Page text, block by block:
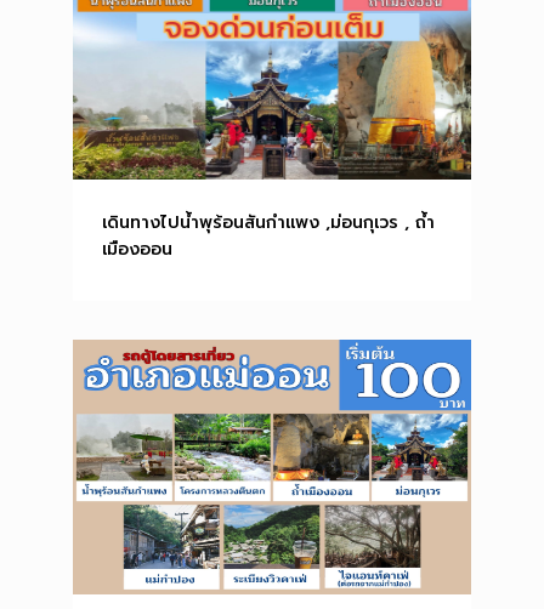
เดินทางไปน้ำพุร้อนสันกำแพง ,ม่อนกุเวร , ถ้ำ
เมืองออน